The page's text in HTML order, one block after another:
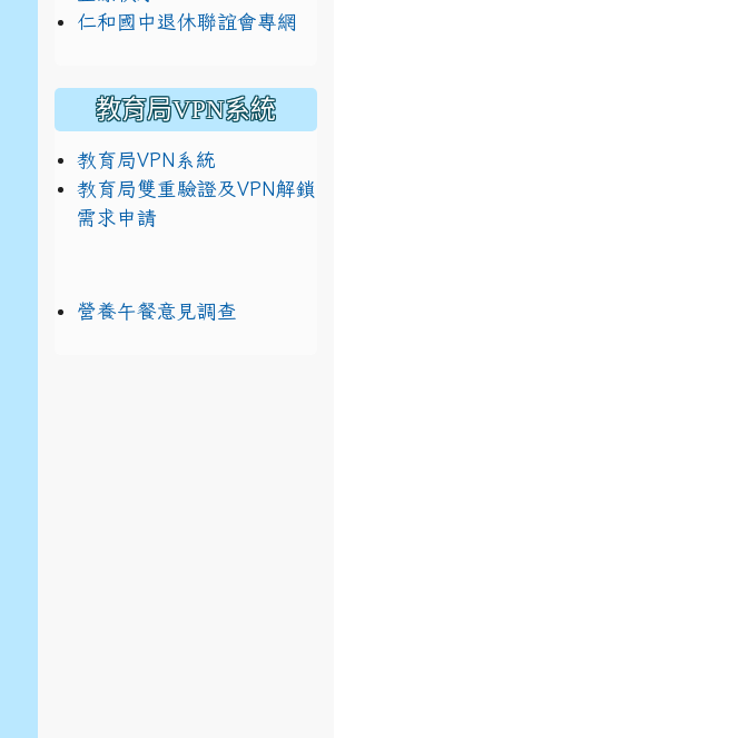
仁和國中退休聯誼會專網
教育局VPN系統
教育局VPN系統
教育局雙重驗證及VPN解鎖
需求申請
營養午餐意見調查